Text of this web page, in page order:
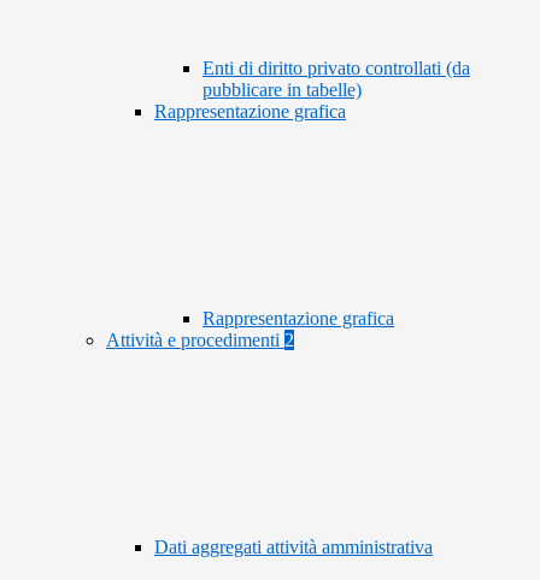
Enti di diritto privato controllati (da
pubblicare in tabelle)
Rappresentazione grafica
Rappresentazione grafica
Attività e procedimenti 2
Dati aggregati attività amministrativa